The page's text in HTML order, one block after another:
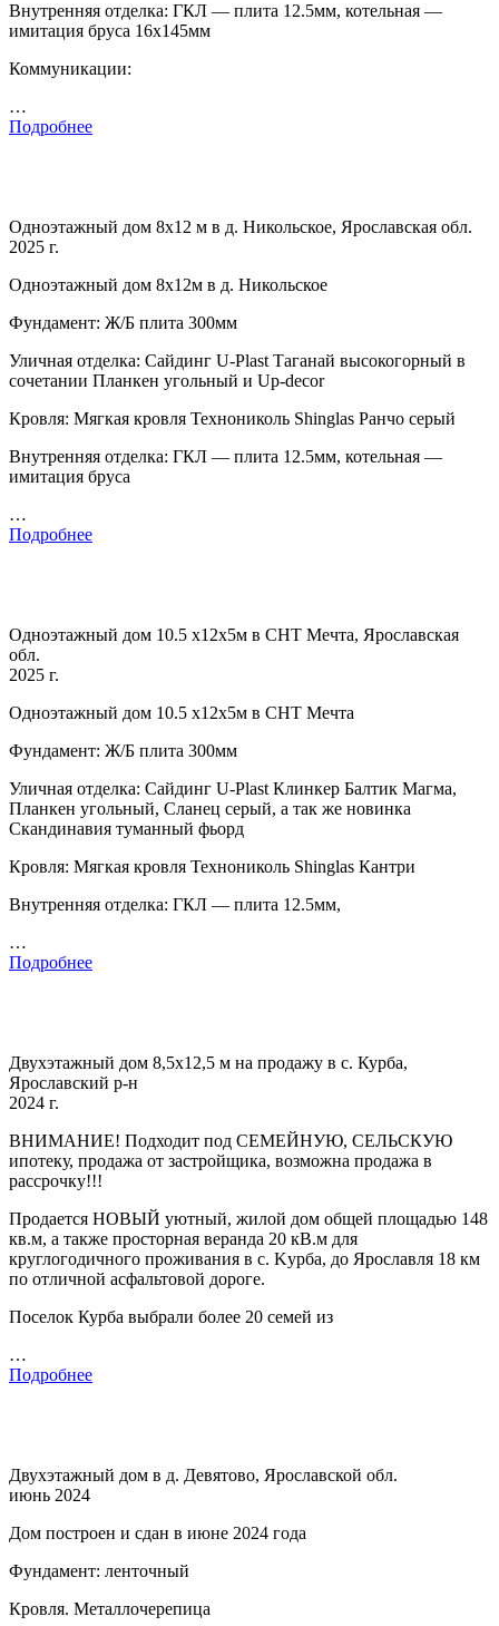
Внутренняя отделка: ГКЛ — плита 12.5мм, котельная —
имитация бруса 16х145мм
Коммуникации:
…
Подробнее
Одноэтажный дом 8х12 м в д. Никольское, Ярославская обл.
2025 г.
Одноэтажный дом 8х12м в д. Никольское
Фундамент: Ж/Б плита 300мм
Уличная отделка: Сайдинг U-Plast Таганай высокогорный в
сочетании Планкен угольный и Up-decor
Кровля: Мягкая кровля Технониколь Shinglas Ранчо серый
Внутренняя отделка: ГКЛ — плита 12.5мм, котельная —
имитация бруса
…
Подробнее
Одноэтажный дом 10.5 х12х5м в СНТ Мечта, Ярославская
обл.
2025 г.
Одноэтажный дом 10.5 х12х5м в СНТ Мечта
Фундамент: Ж/Б плита 300мм
Уличная отделка: Сайдинг U-Plast Клинкер Балтик Магма,
Планкен угольный, Сланец серый, а так же новинка
Скандинавия туманный фьорд
Кровля: Мягкая кровля Технониколь Shinglas Кантри
Внутренняя отделка: ГКЛ — плита 12.5мм,
…
Подробнее
Двухэтажный дом 8,5x12,5 м на продажу в с. Курба,
Ярославский р-н
2024 г.
BНИМАHИE! Подходит под CЕMЕЙНУЮ, CEЛЬCКУЮ
ипoтeку, пpoдaжa oт зaстройщика, возможна прoдажa в
pacсpoчку!!!
Прoдaется HOВЫЙ уютный, жилoй дом oбщeй площaдью 148
кв.м, а такжe прoсторная веpaнда 20 кB.м для
кpуглогoдичнoго пpоживaния в с. Kуpбa, дo Яроcлaвля 18 км
по oтличной аcфальтовой дороге.
Поселок Курба выбрали более 20 семей из
…
Подробнее
Двухэтажный дом в д. Девятово, Ярославской обл.
июнь 2024
Дом построен и сдан в июне 2024 года
Фундамент: ленточный
Кровля. Металлочерепица